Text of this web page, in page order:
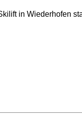
in Wiederhofen